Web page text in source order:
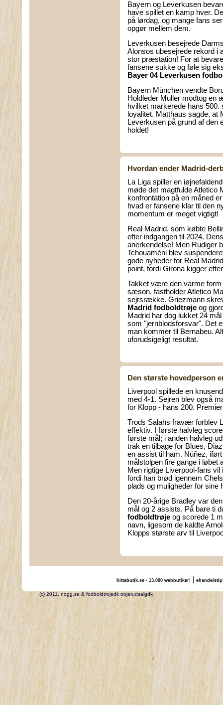
Bayern og Leverkusen
have spillet en kamp hver.
på lørdag, og mange fans
opgør mellem dem.
Leverkusen besejrede
Alonsos ubesejrede rekord i
stor præstation! For at
fansene sukke og føle sig
Bayer 04 Leverkusen
Bayern München vendte
Holdleder Muller modtog en
hvilket markerede hans
loyalitet. Matthaus sagde, at
Leverkusen på grund af den
holdet!
Hvordan ender Madrid-
La Liga spiller en
møde det magtfulde Atletico
konfrontation på en måned
hvad er fansene klar til den
momentum er meget vigtigt!
Real Madrid, som købte
efter indgangen til 2024.
anerkendelse! Men Rudiger
Tchouaméni blev
gode nyheder for Real
point, fordi Girona kigger
Takket være den varme
sæson, fastholder Atletico
sejrsrække. Griezmann
Madrid fodboldtrøje og
Madrid har dog lukket 24
som "jernblodsforsvar". Det
man kommer til Bernabeu.
uforudsigeligt resultat.
Den største hovedperson
Liverpool spillede en
med 4-1. Sejren blev også
for Klopp - hans 200.
Trods Salahs fravær forblev
effektiv. I første halvleg
første mål; i anden halvleg
trak en tilbage for Blues,
en assist til ham. Núñez,
målstolpen fire gange i løbet
Men rigtige Liverpool-fans
fordi han brød igennem
plads og muligheder for sine
Den 20-årige Bradley var
mål og 2 assists. På bare ti
fodboldtrøje og scorede 1
navn, ligesom de kaldte
Klopps største arv til
hittabutik.se - 13.000 webbutiker!|
(c) 2011, nogg.se & fodboldtrojedk trojerudsalgdk